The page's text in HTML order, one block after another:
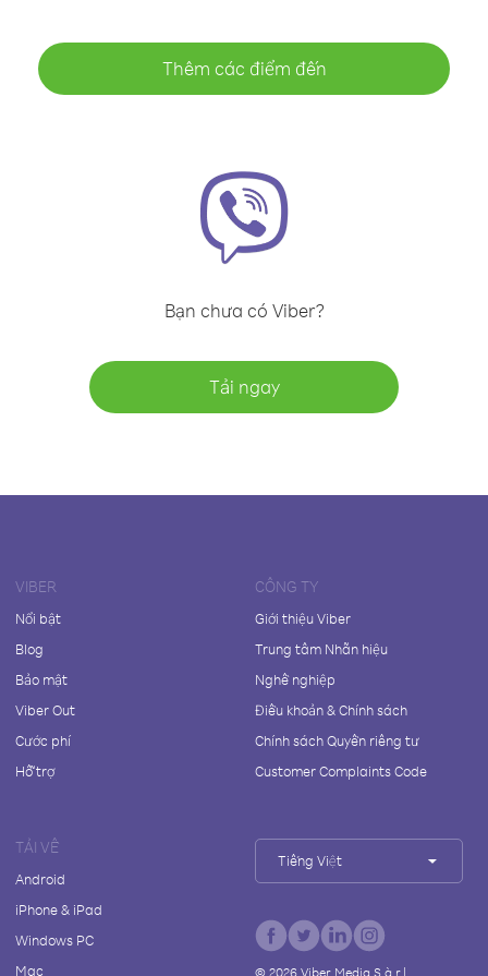
Thêm các điểm đến
Bạn chưa có Viber?
Tải ngay
VIBER
Nổi bật
Blog
Bảo mật
Viber Out
Cước phí
Hỗ trợ
CÔNG TY
Giới thiệu Viber
Trung tâm Nhãn hiệu
Nghề nghiệp
Điều khoản & Chính sách
Chính sách Quyền riêng tư
Customer Complaints Code
TẢI VỀ
Android
iPhone & iPad
Windows PC
Mac
Tiếng Việt
© 2026Viber Media S.à r.l.